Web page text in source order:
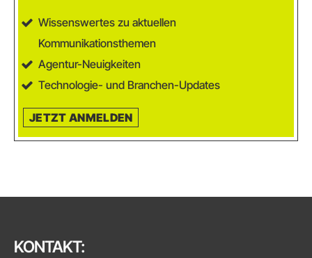
Wissenswertes zu aktuellen
Kommunikationsthemen
Agentur-Neuigkeiten
Technologie- und Branchen-Updates
JETZT ANMELDEN
KONTAKT: